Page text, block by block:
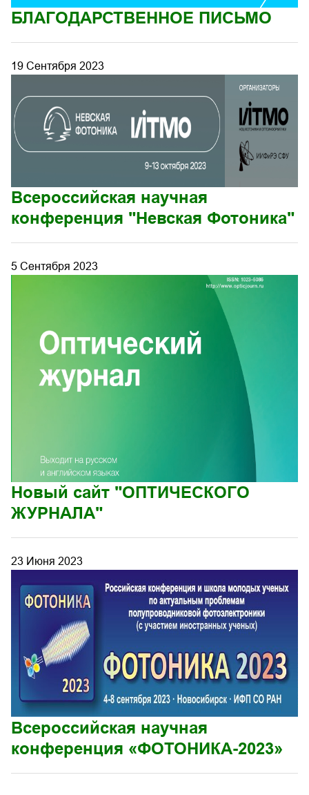
БЛАГОДАРСТВЕННОЕ ПИСЬМО
19 Сентября 2023
Всероссийская научная
конференция "Невская Фотоника"
5 Сентября 2023
Новый сайт "ОПТИЧЕСКОГО
ЖУРНАЛА"
23 Июня 2023
Всероссийская научная
конференция «ФОТОНИКА-2023»